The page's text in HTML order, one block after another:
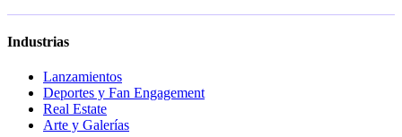
Industrias
Lanzamientos
Deportes y Fan Engagement
Real Estate
Arte y Galerías